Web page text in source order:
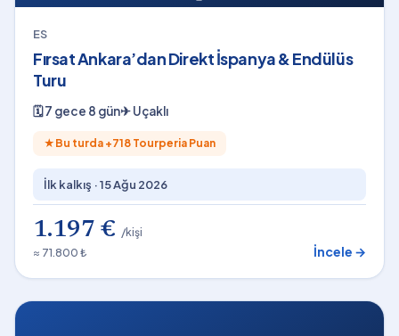
ES
Fırsat Ankara’dan Direkt İspanya & Endülüs
Turu
🗓7 gece 8 gün✈Uçaklı
★ Bu turda +718 Tourperia Puan
İlk kalkış ·15 Ağu 2026
1.197 € /kişi
≈ 71.800 ₺
İncele →